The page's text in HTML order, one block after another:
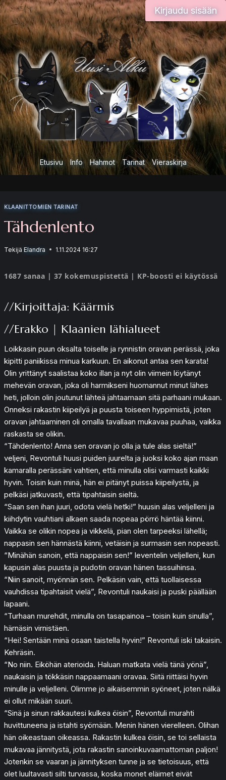
Siirry
sisältöön
Kirjaudu sisään
Etusivu Info Hahmot Tarinat Vieraskirja
KLAANITTOMIEN TARINAT
Tähdenlento
Tekijä Elandra 1.11.2024 16:27
1687 sanaa | 37 kokemuspistettä | KP-boosti ei käytössä
//Kirjoittaja: Käärmis
//Erakko | Klaanien lähialueet
Loikkasin puun oksalta toiselle ja rynnistin oravan perässä, joka
kipitti paniikissa minua karkuun. En aikonut antaa sen karata!
Olin yrittänyt saalistaa koko illan ja nyt olin viimein löytänyt
mehevän oravan, joka oli harmikseni huomannut minut lähes
heti, jolloin olin joutunut lähteä jahtaamaan sitä parhaani mukaan.
Onneksi rakastin kiipeilyä ja puusta toiseen hyppimistä, joten
oravan jahtaaminen oli omalla tavallaan mukavaa puuhaa, vaikka
raskasta se olikin.
“Tähdenlento! Anna sen oravan jo olla ja tule alas sieltä!”
veljeni, Revontuli huusi puiden juurelta ja juoksi koko ajan maan
kamaralla perässäni vahtien, että minulla olisi varmasti kaikki
hyvin. Toisin kuin minä, hän ei pitänyt puissa kiipeilystä, ja
pelkäsi jatkuvasti, että tipahtaisin sieltä.
“Saan sen ihan juuri, odota vielä hetki!” huusin alas veljelleni ja
kiihdytin vauhtiani alkaen saada nopeaa pörrö häntää kiinni.
Vaikka se olikin nopea ja vikkelä, pian olen tarpeeksi lähellä;
nappasin sen hännästä kiinni, vetäisin ja surmasin sen nopeasti.
“Minähän sanoin, että nappaisin sen!” leventelin veljelleni, kun
kapusin alas puusta ja pudotin oravan hänen tassuihinsa.
“Niin sanoit, myönnän sen. Pelkäsin vain, että tuollaisessa
vauhdissa tipahtaisit vielä”, Revontuli naukaisi ja puski päällään
lapaani.
“Turhaan murehdit, minulla on tasapainoa – toisin kuin sinulla”,
härnäsin virnistäen.
“Hei! Sentään minä osaan taistella hyvin!” Revontuli iski takaisin.
Kehräsin.
“No niin. Eiköhän aterioida. Haluan matkata vielä tänä yönä”,
naukaisin ja tökkäsin nappaamaani oravaa. Siitä riittäisi hyvin
minulle ja veljelleni. Olimme jo aikaisemmin syöneet, joten nälkä
ei ollut mikään suuri.
“Sinä ja sinun rakkautesi kulkea öisin”, Revontuli murahti
huvittuneena ja istahti syömään. Menin hänen vierelleen. Olihan
hän oikeastaan oikeassa. Rakastin kulkea öisin, se toi sellaista
mukavaa jännitystä, jota rakastin sanoinkuvaamattoman paljon!
Jotenkin se vaaran ja jännityksen tunne ja se tietoisuus, että
olet luultavasti silti turvassa, koska monet eläimet eivät